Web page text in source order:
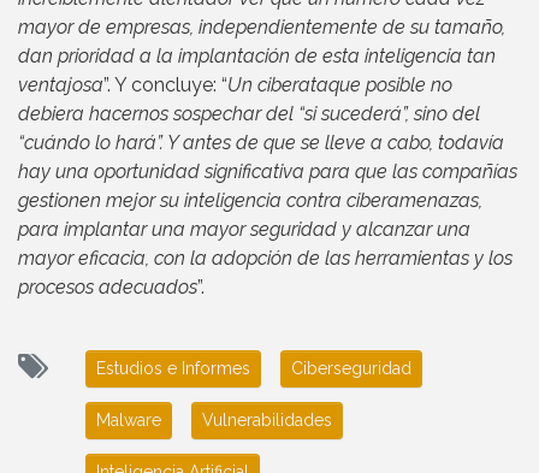
mayor de empresas, independientemente de su tamaño,
dan prioridad a la implantación de esta inteligencia tan
ventajosa”. Y concluye: “Un ciberataque posible no
debiera hacernos sospechar del “si sucederá”, sino del
“cuándo lo hará”. Y antes de que se lleve a cabo, todavía
hay una oportunidad significativa para que las compañías
gestionen mejor su inteligencia contra ciberamenazas,
para implantar una mayor seguridad y alcanzar una
mayor eficacia, con la adopción de las herramientas y los
procesos adecuados”.
Estudios e Informes Ciberseguridad
Malware Vulnerabilidades